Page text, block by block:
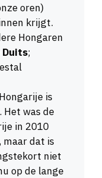
oren)
krijgt.
Hongaren
Duits;
is
Het was de
in 2010
maar dat is
niet
op de lange